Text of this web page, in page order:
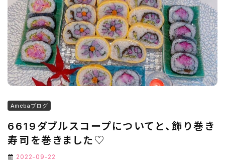
Amebaブログ
6619ダブルスコープについてと、飾り巻き
寿司を巻きました♡
2022-09-22